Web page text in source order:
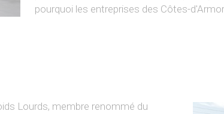
pourquoi les entreprises des Côtes-
Lourds, membre renommé du